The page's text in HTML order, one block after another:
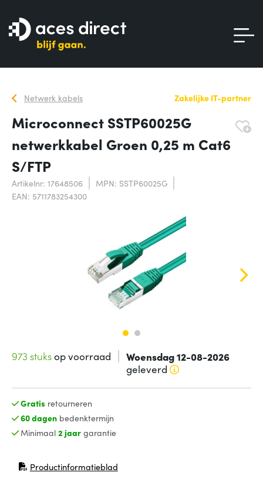
Netwerk kabels Zakelijke IT-partner
Microconnect SSTP60025G
netwerkkabel Groen 0,25 m Cat6
S/FTP
Artikelnr: 17648506
MPN: SSTP60025G
EAN: 5711783254300
973 stuksop voorraad Woensdag 12-08-2026
geleverd
Gratis retourneren
60 dagenbedenktermijn
Minimaal 2 jaargarantie
Productinformatieblad
(opent in nieuw venster)